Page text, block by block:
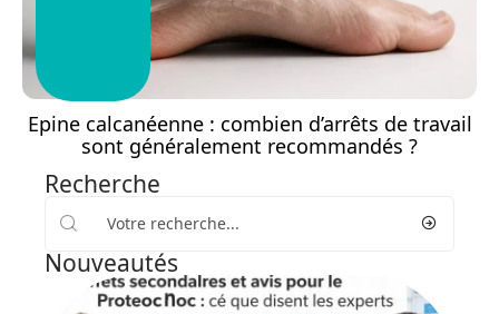
Epine calcanéenne : combien d’arrêts de travail
sont généralement recommandés ?
Recherche
Nouveautés